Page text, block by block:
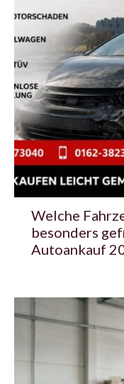
Welche
besonders
Autoankauf